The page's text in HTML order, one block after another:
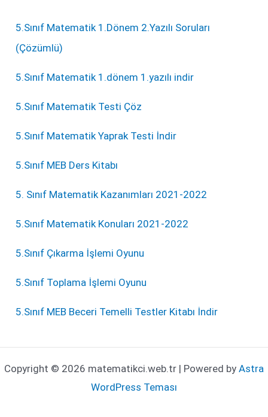
5.Sınıf Matematik 1.Dönem 2.Yazılı Soruları
(Çözümlü)
5.Sınıf Matematik 1.dönem 1.yazılı indir
5.Sınıf Matematik Testi Çöz
5.Sınıf Matematik Yaprak Testi İndir
5.Sınıf MEB Ders Kitabı
5. Sınıf Matematik Kazanımları 2021-2022
5.Sınıf Matematik Konuları 2021-2022
5.Sınıf Çıkarma İşlemi Oyunu
5.Sınıf Toplama İşlemi Oyunu
5.Sınıf MEB Beceri Temelli Testler Kitabı İndir
Copyright © 2026 matematikci.web.tr | Powered by Astra
WordPress Teması